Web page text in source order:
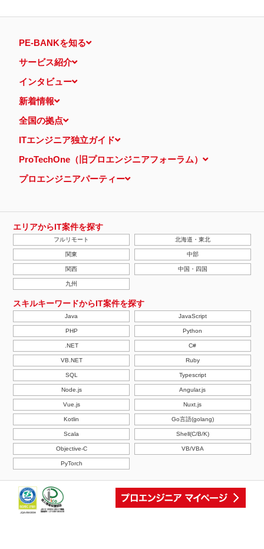
PE-BANKを知る
サービス紹介
インタビュー
新着情報
全国の拠点
ITエンジニア独立ガイド
ProTechOne（旧プロエンジニアフォーラム）
プロエンジニアパーティー
エリアからIT案件を探す
フルリモート 北海道・東北
関東 中部
関西 中国・四国
九州
スキルキーワードからIT案件を探す
Java JavaScript
PHP Python
.NET C#
VB.NET Ruby
SQL Typescript
Node.js Angular.js
Vue.js Nuxt.js
Kotlin Go言語(golang)
Scala Shell(C/B/K)
Objective-C VB/VBA
PyTorch